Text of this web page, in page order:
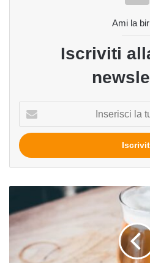
Ami la
Iscriviti
tua
mail
bicchieri:
tulipano